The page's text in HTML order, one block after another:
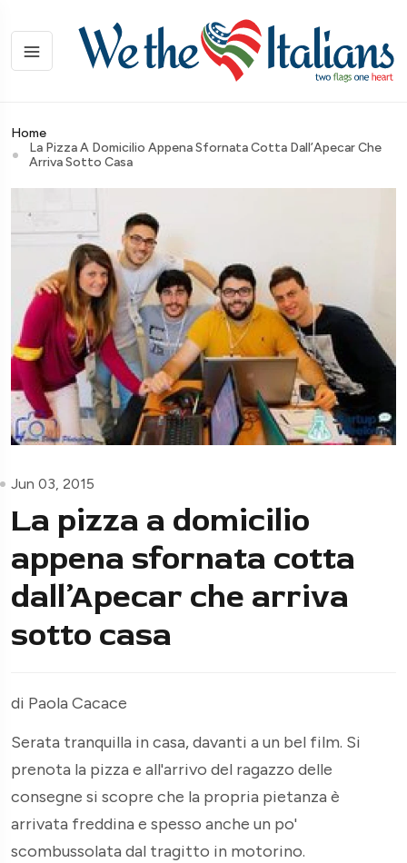
Home
La Pizza A Domicilio Appena Sfornata Cotta Dall’Apecar Che
Arriva Sotto Casa
Jun 03, 2015
La pizza a domicilio
appena sfornata cotta
dall’Apecar che arriva
sotto casa
di Paola Cacace
Serata tranquilla in casa, davanti a un bel film. Si
prenota la pizza e all'arrivo del ragazzo delle
consegne si scopre che la propria pietanza è
arrivata freddina e spesso anche un po'
scombussolata dal tragitto in motorino.